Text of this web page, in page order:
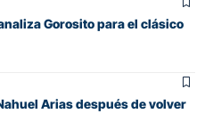
Gorosito para el clásico
Arias después de volver